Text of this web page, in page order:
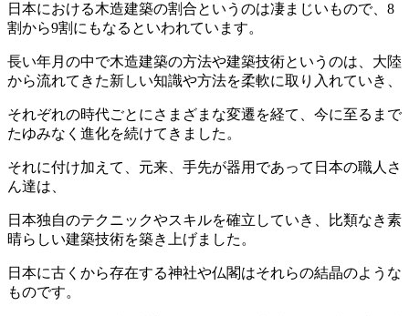
日本における木造建築の割合というのは凄まじいもので、8
割から9割にもなるといわれています。
長い年月の中で木造建築の方法や建築技術というのは、大陸
から流れてきた新しい知識や方法を柔軟に取り入れていき、
それぞれの時代ごとにさまざまな変遷を経て、今に至るまで
たゆみなく進化を続けてきました。
それに付け加えて、元来、手先が器用であって日本の職人さ
ん達は、
日本独自のテクニックやスキルを確立していき、比類なき素
晴らしい建築技術を築き上げました。
日本に古くから存在する神社や仏閣はそれらの結晶のような
ものです。